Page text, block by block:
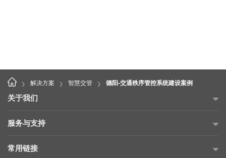
> 解决方案 > 智慧交管 > 德阳-交通秩序管控系统建设案例
关于我们
公司简介
服务与支持
故障自查
常用链接